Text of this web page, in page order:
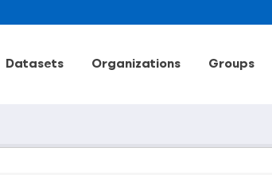
Datasets Organizations Groups